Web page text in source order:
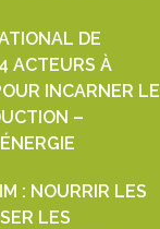
DE
ACTEURS À
INCARNER LE
–
: NOURRIR LES
LES